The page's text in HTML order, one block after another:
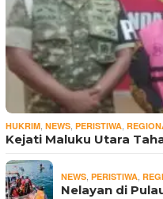
HUKRIM, NEWS, PERISTIWA,
Kejati Maluku Utara
NEWS, PERISTIWA,
Nelayan di